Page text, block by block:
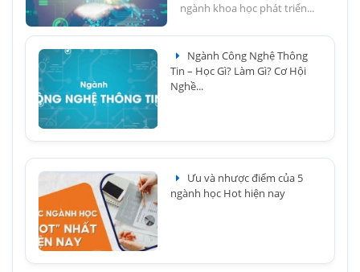
ngành khoa học phát triển...
Ngành Công Nghệ Thông
Tin – Học Gì? Làm Gì? Cơ Hội
Nghề...
Ưu và nhược điểm của 5
ngành học Hot hiện nay